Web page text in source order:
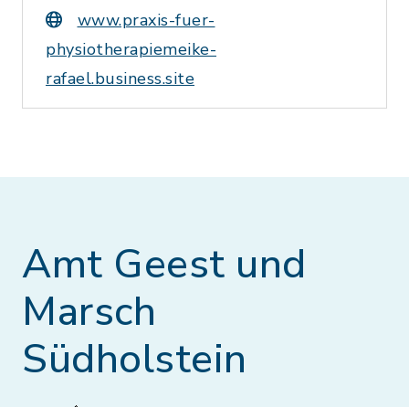
www.praxis-fuer-
physiotherapiemeike-
rafael.business.site
Amt Geest und
Marsch
Südholstein